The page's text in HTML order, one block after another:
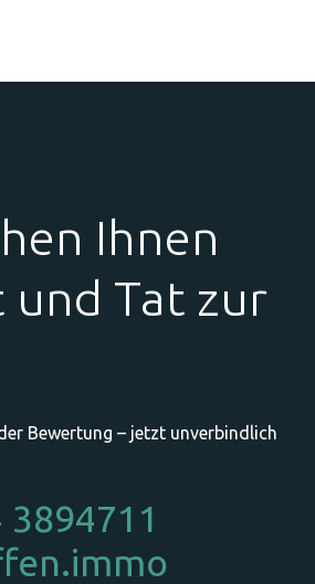
Ihnen
und Tat zur
Bewertung – jetzt unverbindlich
3894711